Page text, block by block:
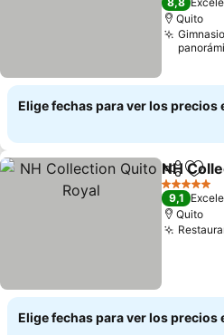
Quito
Elige fechas para ver los precios
NH
5 Estrellas
9,1
Quito
Elige fechas para ver los precios